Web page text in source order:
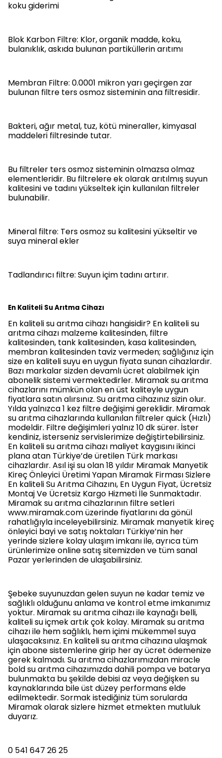
koku giderimi
Blok Karbon Filtre: Klor, organik madde, koku,
bulanıklık, askıda bulunan partiküllerin arıtımı
Membran Filtre: 0.0001 mikron yarı geçirgen zar
bulunan filtre ters osmoz sisteminin ana filtresidir.
Bakteri, ağır metal, tuz, kötü mineraller, kimyasal
maddeleri filtresinde tutar.
Bu filtreler ters osmoz sisteminin olmazsa olmaz
elementleridir. Bu filtrelere ek olarak arıtılmış suyun
kalitesini ve tadını yükseltek için kullanılan filtreler
bulunabilir.
Mineral filtre: Ters osmoz su kalitesini yükseltir ve
suya mineral ekler
Tadlandırıcı filtre: Suyun içim tadını artırır.
En Kaliteli Su Arıtma Cihazı
En kaliteli su arıtma cihazı hangisidir? En kaliteli su
arıtma cihazı malzeme kalitesinden, filtre
kalitesinden, tank kalitesinden, kasa kalitesinden,
membran kalitesinden taviz vermeden; sağlığınız için
size en kaliteli suyu en uygun fiyata sunan cihazlardır.
Bazı markalar sizden devamlı ücret alabilmek için
abonelik sistemi vermektedirler. Miramak su arıtma
cihazlarını mümkün olan en üst kaliteyle uygun
fiyatlara satın alırsınız. Su arıtma cihazınız sizin olur.
Yılda yalnızca 1 kez filtre değişimi gereklidir. Miramak
su arıtma cihazlarında kullanılan filtreler quick (Hızlı)
modeldir. Filtre değişimleri yalnız 10 dk sürer. İster
kendiniz, isterseniz servislerimize değiştirtebilirsiniz.
En kaliteli su arıtma cihazı maliyet kaygısını ikinci
plana atan Türkiye’de üretilen Türk markası
cihazlardır. Asıl işi su olan 18 yıldır Miramak Manyetik
Kireç Önleyici Üretimi Yapan Miramak Firması Sizlere
En kaliteli Su Arıtma Cihazını, En Uygun Fiyat, Ücretsiz
Montaj Ve Ücretsiz Kargo Hizmeti İle Sunmaktadır.
Miramak su arıtma cihazlarının filtre setleri
www.miramak.com üzerinde fiyatlarını da gönül
rahatlığıyla inceleyebilirsiniz. Miramak manyetik kireç
önleyici bayi ve satış noktaları Türkiye’nin her
yerinde sizlere kolay ulaşım imkanı ile, ayrıca tüm
ürünlerimize online satış sitemizden ve tüm sanal
Pazar yerlerinden de ulaşabilirsiniz.
Şebeke suyunuzdan gelen suyun ne kadar temiz ve
sağlıklı olduğunu anlama ve kontrol etme imkanımız
yoktur. Miramak su arıtma cihazı ile kaynağı belli,
kaliteli su içmek artık çok kolay. Miramak su arıtma
cihazı ile hem sağlıklı, hem içimi mükemmel suya
ulaşacaksınız. En kaliteli su arıtma cihazına ulaşmak
için abone sistemlerine girip her ay ücret ödemenize
gerek kalmadı. Su arıtma cihazlarımızdan miracle
bold su arıtma cihazımızda dahili pompa ve batarya
bulunmakta bu şekilde debisi az veya değişken su
kaynaklarında bile üst düzey performans elde
edilmektedir. Sormak istediğiniz tüm sorularda
Miramak olarak sizlere hizmet etmekten mutluluk
duyarız.
0 541 647 26 25